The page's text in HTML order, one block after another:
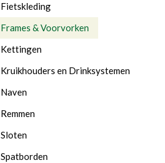
Fietskleding
Frames & Voorvorken
Kettingen
Kruikhouders en Drinksystemen
Naven
Remmen
Sloten
Spatborden